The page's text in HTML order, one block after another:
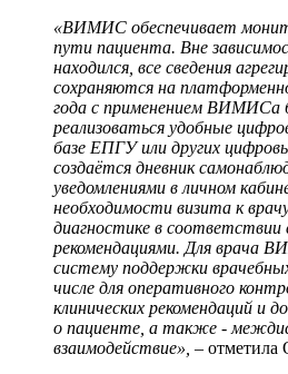
«ВИМИС обеспечивает
пути пациента. Вне
находился, все сведения
сохраняются на
года с применением ВИМИСа
реализоваться удобные
базе ЕПГУ или других
создаётся дневник
уведомлениями в личном
необходимости визита к
диагностике в соответствии
рекомендациями. Для врача
систему поддержки
числе для оперативного
клинических рекомендаций и
о пациенте, а также -
взаимодействие», – отметила